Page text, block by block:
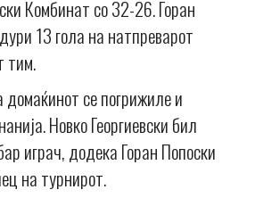
Комбинат со 32-26. Горан
13 гола на натпреварот
тим.
домаќинот се погрижиле и
Новко Георгиевски бил
играч, додека Горан Попоски
на турнирот.